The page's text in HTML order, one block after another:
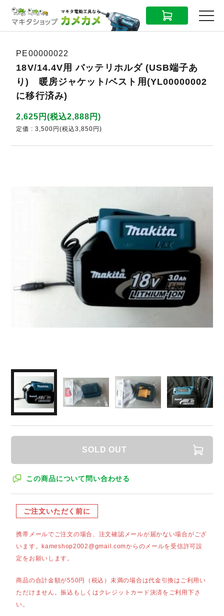
CART MENU
PE00000022
18V/14.4V用 バッテリホルダ (USB端子あ
り) 暖房ジャケット/ベスト用(YL00000002
に移行済み)
2,625円(税込2,888円)
定価 : 3,500円(税込3,850円)
SOLD OUT
この商品について問い合わせる
ご注文いただく前に
携帯メールでご注文の場合、注文確認メールが届かない場合がござ
います。kameshop2002@gmail.comからのメールを受信許可設
定をお願いします。
商品の合計金額が550円（税込）未満の場合は代金引換はご利用い
ただけません。振込もしくはクレジットカード決済をご利用下さ
い。